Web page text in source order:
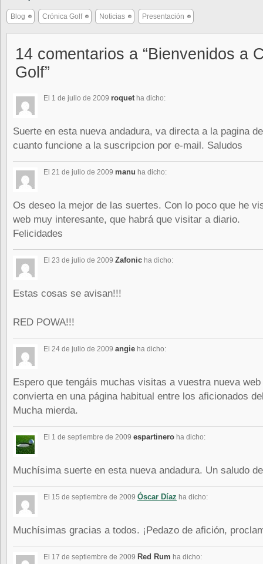
Blog Crónica Golf Noticias Presentación
14 comentarios a “Bienvenidos a
Golf”
El 1 de julio de 2009 roquetha dicho:
Suerte en esta nueva andadura, va directa a la pagina
cuanto funcione a la suscripcion por e-mail. Saludos
El 21 de julio de 2009 manu ha dicho:
Os deseo la mejor de las suertes. Con lo poco que he
web muy interesante, que habrá que visitar a diario.
Felicidades
El 23 de julio de 2009 Zafonic ha dicho:
Estas cosas se avisan!!!
RED POWA!!!
El 24 de julio de 2009 angie ha dicho:
Espero que tengáis muchas visitas a vuestra nueva
convierta en una página habitual entre los aficionados
Mucha mierda.
El 1 de septiembre de 2009 espartinero ha dicho:
Muchísima suerte en esta nueva andadura. Un saludo
El 15 de septiembre de 2009 Óscar Díaz ha dicho:
Muchísimas gracias a todos. ¡Pedazo de afición,
El 17 de septiembre de 2009 Red Rum ha dicho: